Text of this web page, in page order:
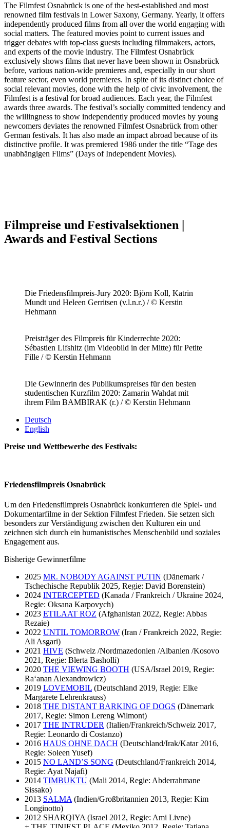
The Filmfest Osnabrück is one of the best-established and most
renowned film festivals in Lower Saxony, Germany. Yearly, it offers
independently produced films from all over the world engaging with
social matters. The featured movies point to current issues and
trigger debates with top-class guests including filmmakers, actors,
and experts of the movie industry. The Filmfest Osnabrück
exclusively shows films that never have been shown in Osnabrück
before, various nation-wide premieres and, especially in our short
feature sector, even world premieres. In spite of its distinct choice of
social relevant movies, done with the help of civic involvement, the
Filmfest is a festival for broad audiences. Each year, the Filmfest
awards three awards. The festival’s socially committed tendency and
the willingness to show independently produced movies by young
newcomers deviates the renowned Filmfest Osnabrück from other
German festivals. It has also made an impact abroad because of its
distinctive profile. It was premiered 1986 under the title “Tage des
unabhängigen Films” (Days of Independent Movies).
Filmpreise und Festivalsektionen |
Awards and Festival Sections
Die Friedensfilmpreis-Jury 2020: Björn Koll, Katrin
Mundt und Heleen Gerritsen (v.l.n.r.) / © Kerstin
Hehmann
Preisträger des Filmpreis für Kinderrechte 2020:
Sébastien Lifshitz (im Videobild in der Mitte) für Petite
Fille / © Kerstin Hehmann
Die Gewinnerin des Publikumspreises für den besten
studentischen Kurzfilm 2020: Zamarin Wahdat mit
ihrem Film BAMBIRAK (r.) / © Kerstin Hehmann
Deutsch
English
Preise und Wettbewerbe des Festivals:
Friedensfilmpreis Osnabrück
Um den Friedensfilmpreis Osnabrück konkurrieren die Spiel- und
Dokumentarfilme in der Sektion Filmfest Frieden. Sie setzen sich
besonders zur Verständigung zwischen den Kulturen ein und
zeichnen sich durch ein humanistisches Menschenbild und soziales
Engagement aus.
Bisherige Gewinnerfilme
2025 MR. NOBODY AGAINST PUTIN (Dänemark /
Tschechische Republik 2025, Regie: David Borenstein)
2024 INTERCEPTED (Kanada / Frankreich / Ukraine 2024,
Regie: Oksana Karpovych)
2023 ETILAAT ROZ (Afghanistan 2022, Regie: Abbas
Rezaie)
2022 UNTIL TOMORROW (Iran / Frankreich 2022, Regie:
Ali Asgari)
2021 HIVE (Schweiz /Nordmazedonien /Albanien /Kosovo
2021, Regie: Blerta Basholli)
2020 THE VIEWING BOOTH (USA/Israel 2019, Regie:
Ra‘anan Alexandrowicz)
2019 LOVEMOBIL (Deutschland 2019, Regie: Elke
Margarete Lehrenkrauss)
2018 THE DISTANT BARKING OF DOGS (Dänemark
2017, Regie: Simon Lereng Wilmont)
2017 THE INTRUDER (Italien/Frankreich/Schweiz 2017,
Regie: Leonardo di Costanzo)
2016 HAUS OHNE DACH (Deutschland/Irak/Katar 2016,
Regie: Soleen Yusef)
2015 NO LAND’S SONG (Deutschland/Frankreich 2014,
Regie: Ayat Najafi)
2014 TIMBUKTU (Mali 2014, Regie: Abderrahmane
Sissako)
2013 SALMA (Indien/Großbritannien 2013, Regie: Kim
Longinotto)
2012 SHARQIYA (Israel 2012, Regie: Ami Livne)